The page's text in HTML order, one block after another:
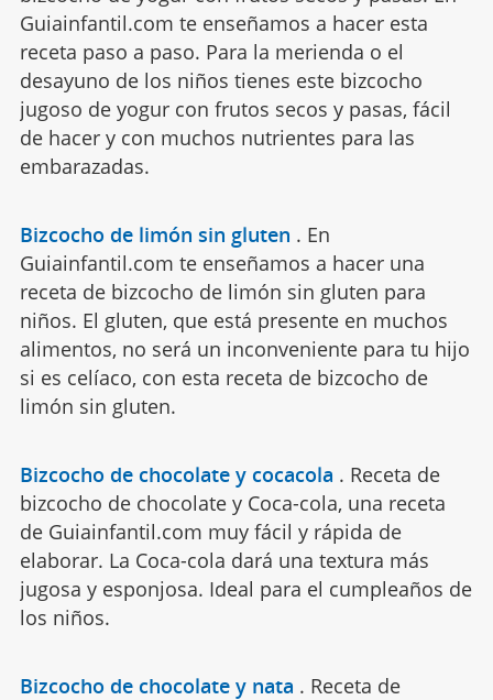
Guiainfantil.com te enseñamos a hacer esta
receta paso a paso. Para la merienda o el
desayuno de los niños tienes este bizcocho
jugoso de yogur con frutos secos y pasas, fácil
de hacer y con muchos nutrientes para las
embarazadas.
Bizcocho de limón sin gluten . En
Guiainfantil.com te enseñamos a hacer una
receta de bizcocho de limón sin gluten para
niños. El gluten, que está presente en muchos
alimentos, no será un inconveniente para tu hijo
si es celíaco, con esta receta de bizcocho de
limón sin gluten.
Bizcocho de chocolate y cocacola . Receta de
bizcocho de chocolate y Coca-cola, una receta
de Guiainfantil.com muy fácil y rápida de
elaborar. La Coca-cola dará una textura más
jugosa y esponjosa. Ideal para el cumpleaños de
los niños.
Bizcocho de chocolate y nata . Receta de